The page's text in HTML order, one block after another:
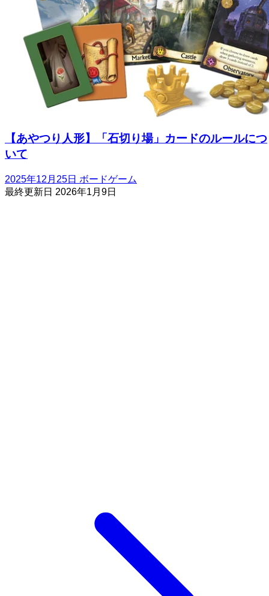
【あやつり人形】「石切り場」カードのルールにつ
いて
2025年12月25日 ボードゲーム
最終更新日 2026年1月9日